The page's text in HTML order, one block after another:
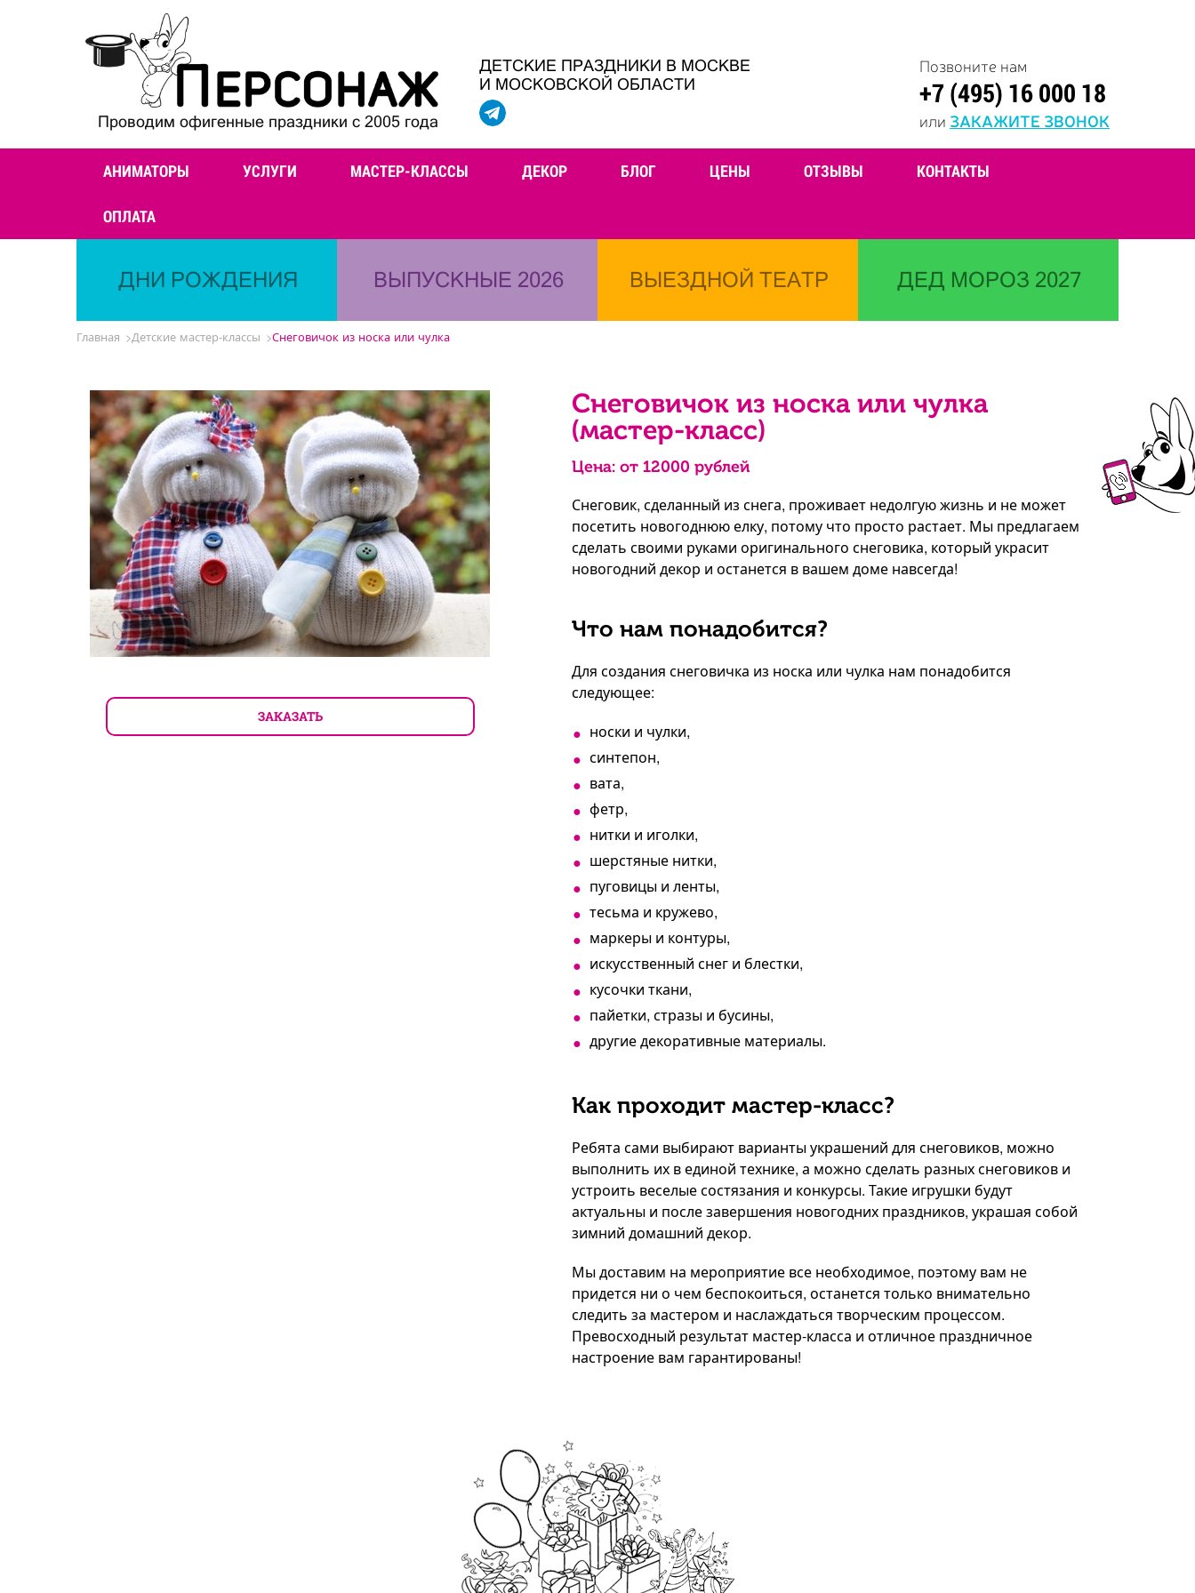
Проводим офигенные праздники с 2005 года
ДЕТСКИЕ ПРАЗДНИКИ В МОСКВЕ
И МОСКОВСКОЙ ОБЛАСТИ
Позвоните нам
+7 (495) 16 000 18
или ЗАКАЖИТЕ ЗВОНОК
АНИМАТОРЫ УСЛУГИ МАСТЕР-КЛАССЫ ДЕКОР БЛОГ ЦЕНЫ ОТЗЫВЫ КОНТАКТЫ
ОПЛАТА
ДНИ РОЖДЕНИЯ ВЫПУСКНЫЕ 2026 ВЫЕЗДНОЙ ТЕАТР ДЕД МОРОЗ 2027
Главная Детские мастер-классы Снеговичок из носка или чулка
ЗАКАЗАТЬ
Снеговичок из носка или чулка
(мастер-класс)
Цена: от 12000 рублей
Снеговик, сделанный из снега, проживает недолгую жизнь и не может
посетить новогоднюю елку, потому что просто растает. Мы предлагаем
сделать своими руками оригинального снеговика, который украсит
новогодний декор и останется в вашем доме навсегда!
Что нам понадобится?
Для создания снеговичка из носка или чулка нам понадобится
следующее:
носки и чулки,
синтепон,
вата,
фетр,
нитки и иголки,
шерстяные нитки,
пуговицы и ленты,
тесьма и кружево,
маркеры и контуры,
искусственный снег и блестки,
кусочки ткани,
пайетки, стразы и бусины,
другие декоративные материалы.
Как проходит мастер-класс?
Ребята сами выбирают варианты украшений для снеговиков, можно
выполнить их в единой технике, а можно сделать разных снеговиков и
устроить веселые состязания и конкурсы. Такие игрушки будут
актуальны и после завершения новогодних праздников, украшая собой
зимний домашний декор.
Мы доставим на мероприятие все необходимое, поэтому вам не
придется ни о чем беспокоиться, останется только внимательно
следить за мастером и наслаждаться творческим процессом.
Превосходный результат мастер-класса и отличное праздничное
настроение вам гарантированы!